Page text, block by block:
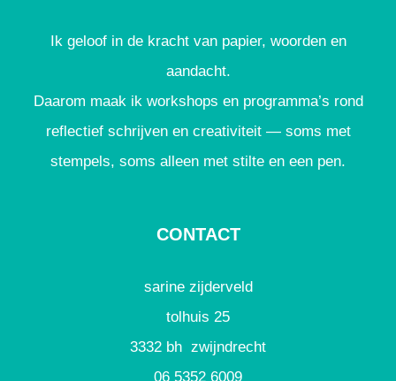
Ik geloof in de kracht van papier, woorden en
aandacht.
Daarom maak ik workshops en programma’s rond
reflectief schrijven en creativiteit — soms met
stempels, soms alleen met stilte en een pen.
CONTACT
sarine zijderveld
tolhuis 25
3332 bh zwijndrecht
06 5352 6009